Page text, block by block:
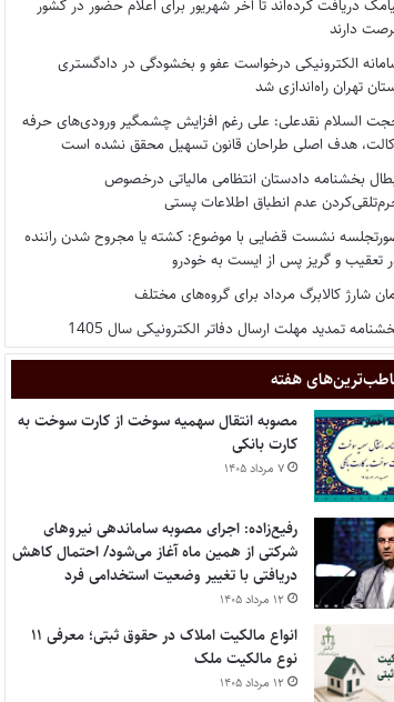
دریافت کرده‌اند تا آخر شهریور برای اعلام حضور در کشور
دارند
الکترونیکی درخواست عفو و بخشودگی در دادگستری
تهران راه‌اندازی شد
السلام نقدعلی: علی رغم افزایش چشمگیر ورودی‌های حرفه
هدف اصلی طراحان قانون تسهیل محقق نشده است
بخشنامه دادستان انتظامی مالیاتی درخصوص
عدم انطباق اطلاعات پستی
نشست قضایی با موضوع: کشته یا مجروح شدن راننده
تعقیب و گریز پس از ایست به خودرو
شارژ کالابرگ مرداد برای گروه‌های مختلف
تمدید مهلت ارسال دفاتر الکترونیکی سال 1405
هفته
مصوبه انتقال سهمیه سوخت از کارت سوخت به
کارت بانکی
۷ مرداد ۱۴۰۵
رفیع‌زاده: اجرای مصوبه ساماندهی نیروهای
شرکتی از همین ماه آغاز می‌شود/ احتمال کاهش
دریافتی با تغییر وضعیت استخدامی فرد
۱۲ مرداد ۱۴۰۵
انواع مالکیت املاک در حقوق ثبتی؛ معرفی ۱۱
نوع مالکیت ملک
۱۲ مرداد ۱۴۰۵